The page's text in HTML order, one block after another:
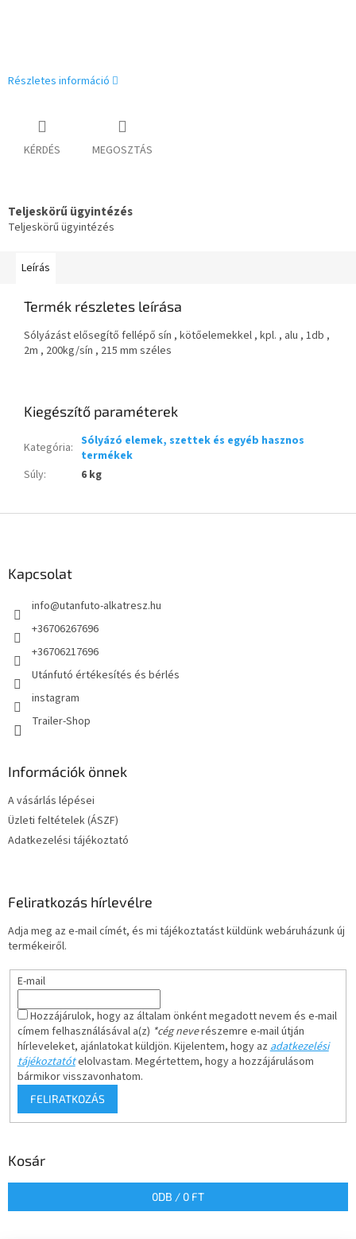
Részletes információ
KÉRDÉS MEGOSZTÁS
Teljeskörű ügyintézés
Teljeskörű ügyintézés
Leírás
Termék részletes leírása
Sólyázást elősegítő fellépő sín , kötőelemekkel , kpl. , alu , 1db ,
2m , 200kg/sín , 215 mm széles
Kiegészítő paraméterek
Kategória: Sólyázó elemek, szettek és egyéb hasznos
termékek
Súly: 6 kg
Kapcsolat
info@utanfuto-alkatresz.hu
+36706267696
+36706217696
Utánfutó értékesítés és bérlés
instagram
Trailer-Shop
Információk önnek
A vásárlás lépései
Üzleti feltételek (ÁSZF)
Adatkezelési tájékoztató
Feliratkozás hírlevélre
Adja meg az e-mail címét, és mi tájékoztatást küldünk webáruházunk új
termékeiről.
E-mail
Hozzájárulok, hogy az általam önként megadott nevem és e-mail
címem felhasználásával a(z) *cég neverészemre e-mail útján
hírleveleket, ajánlatokat küldjön. Kijelentem, hogy azadatkezelési
tájékoztatótelolvastam. Megértettem, hogy a hozzájárulásom
bármikor visszavonhatom.
FELIRATKOZÁS
Kosár
0DB / 0 FT